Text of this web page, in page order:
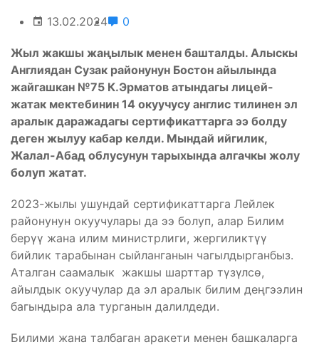
13.02.2024 0
Жыл жакшы жаңылык менен башталды. Алыскы
Англиядан Сузак районунун Бостон айылында
жайгашкан №75 К.Эрматов атындагы лицей-
жатак мектебинин 14 окуучусу англис тилинен эл
аралык даражадагы сертификаттарга ээ болду
деген жылуу кабар келди. Мындай ийгилик,
Жалал-Абад облусунун тарыхында алгачкы жолу
болуп жатат.
2023-жылы ушундай сертификаттарга Лейлек
районунун окуучулары да ээ болуп, алар Билим
берүү жана илим министрлиги, жергиликтүү
бийлик тарабынан сыйланганын чагылдырганбыз.
Аталган саамалык жакшы шарттар түзүлсө,
айылдык окуучулар да эл аралык билим деңгээлин
багындыра ала турганын далилдеди.
Билими жана талбаган аракети менен башкаларга